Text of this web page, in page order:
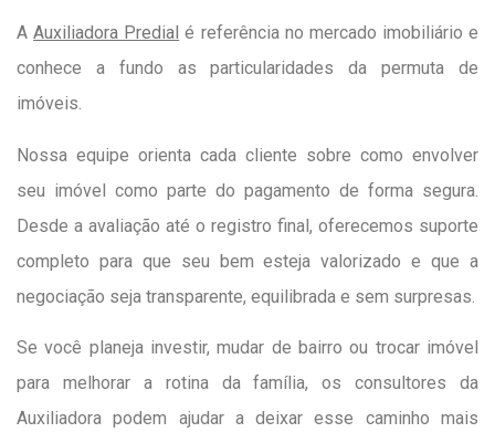
AAuxiliadora Predial é referência no mercado imobiliário e
conhece a fundo as particularidades da permuta de
imóveis.
Nossa equipe orienta cada cliente sobre como envolver
seu imóvel como parte do pagamento de forma segura.
Desde a avaliação até o registro final, oferecemos suporte
completo para que seu bem esteja valorizado e que a
negociação seja transparente, equilibrada e sem surpresas.
Se você planeja investir, mudar de bairro ou trocar imóvel
para melhorar a rotina da família, os consultores da
Auxiliadora podem ajudar a deixar esse caminho mais